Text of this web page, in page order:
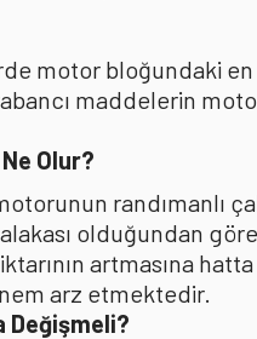
motor bloğundaki
maddelerin
Olur?
randımanlı
olduğundan
artmasına
arz etmektedir.
Değişmeli?